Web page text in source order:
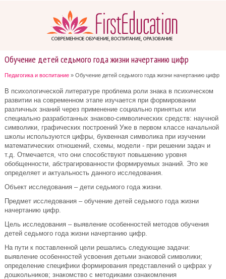
Обучение детей седьмого года жизни начертанию цифр
Педагогика и воспитание » Обучение детей седьмого года жизни начертанию цифр
В психологической литературе проблема роли знака в психическом
развитии на современном этапе изучается при формировании
различных знаний через применение социально принятых или
специально разработанных знаково-символических средств: научной
символики, графических построений Уже в первом классе начальной
школы используются цифры, буквенная символика при изучении
математических отношений, схемы, модели - при решении задач и
т.д. Отмечается, что они способствуют повышению уровня
обобщенности, абстрагированности формируемых знаний. Это же
определяет и актуальность данного исследования.
Объект исследования – дети седьмого года жизни.
Предмет исследования – обучение детей седьмого года жизни
начертанию цифр.
Цель исследования – выявление особенностей методов обучения
детей седьмого года жизни начертанию цифр.
На пути к поставленной цели решались следующие задачи:
выявление особенностей усвоения детьми знаковой символики;
определение специфики формирования представлений о цифрах у
дошкольников; знакомство с методиками ознакомления